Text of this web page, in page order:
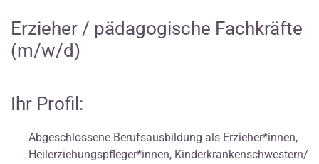
Erzieher / pädagogische Fachkräfte
(m/w/d)
Ihr Profil:
Abgeschlossene Berufsausbildung als Erzieher*innen,
Heilerziehungspfleger*innen, Kinderkrankenschwestern/